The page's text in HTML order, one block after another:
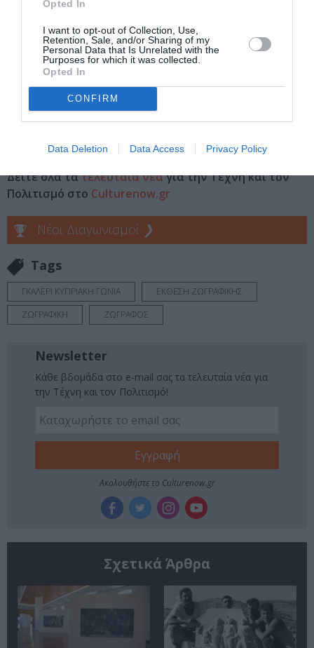
Opted In
I want to opt-out of Collection, Use,
Retention, Sale, and/or Sharing of my
Personal Data that Is Unrelated with the
Purposes for which it was collected.
Opted In
CONFIRM
Data Deletion Data Access Privacy Policy
Ημερομηνία:17 Σεπτεμβρίου-5 Οκτωβρίου 2013
Πληροφορίες:
μάθετε πρώτοι όλες τις ειδήσεις
Δείτε όλα τατελευταία νέαγια την Τέχνη και τον
Πολιτισμό στο Culturenow.gr
Νέοι Διαγωνισμοί ❯
Tags
ΓΚΑΛΕΡΙ ΚΥΠΡΙΑΚΗ ΓΩΝΙΑ
ΕΚΘΕΣΗ ΖΩΓΡΑΦΙΚΗΣ
ΖΩΓΡΑΦΙΚΗ
ΖΩΓΡΑΦΟΣ
Newsletter
Κάθε βδομάδα στο e-mail σας τα τελευταία νέα για
την Τέχνη και τον Πολιτισμό!
Ακολουθήστε το Culturenow.gr
Σχετικά Άρθρα